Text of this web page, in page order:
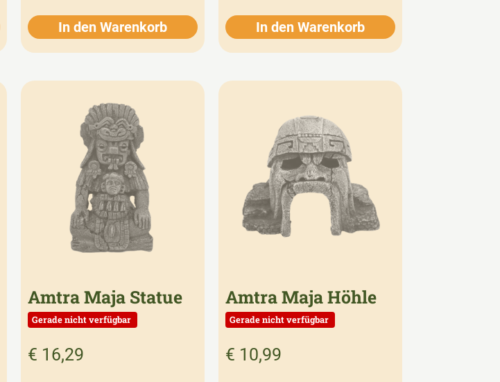
In den Warenkorb In den Warenkorb
Amtra Maja Statue
€ 16,29
Amtra Maja Höhle
€ 10,99